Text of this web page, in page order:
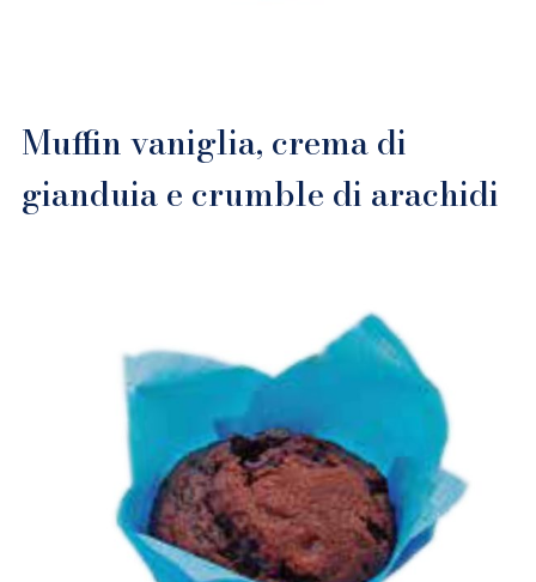
Muffin vaniglia, crema di
gianduia e crumble di arachidi